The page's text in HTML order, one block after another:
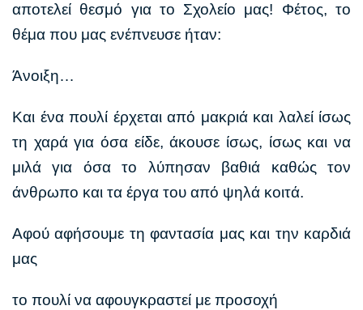
αποτελεί θεσμό για το Σχολείο μας! Φέτος, το
θέμα που μας ενέπνευσε ήταν:
Άνοιξη…
Και ένα πουλί έρχεται από μακριά και λαλεί ίσως
τη χαρά για όσα είδε, άκουσε ίσως, ίσως και να
μιλά για όσα το λύπησαν βαθιά καθώς τον
άνθρωπο και τα έργα του από ψηλά κοιτά.
Αφού αφήσουμε τη φαντασία μας και την καρδιά
μας
το πουλί να αφουγκραστεί με προσοχή